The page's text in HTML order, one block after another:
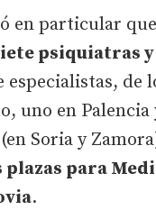
en particular
psiquiatras
especialistas, de
uno en
Soria y
para
.